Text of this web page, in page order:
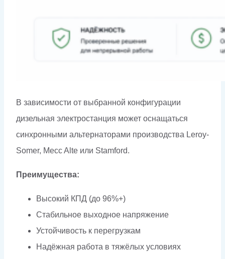
В зависимости от выбранной конфигурации
дизельная электростанция может оснащаться
синхронными альтернаторами производства Leroy-
Somer, Mecc Alte или Stamford.
Преимущества:
Высокий КПД (до 96%+)
Стабильное выходное напряжение
Устойчивость к перегрузкам
Надёжная работа в тяжёлых условиях